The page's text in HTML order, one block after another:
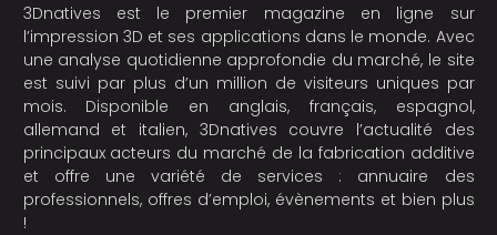
3Dnatives est le premier magazine en ligne sur
l’impression 3D et ses applications dans le monde. Avec
une analyse quotidienne approfondie du marché, le site
est suivi par plus d’un million de visiteurs uniques par
mois. Disponible en anglais, français, espagnol,
allemand et italien, 3Dnatives couvre l’actualité des
principaux acteurs du marché de la fabrication additive
et offre une variété de services : annuaire des
professionnels, offres d’emploi, évènements et bien plus
!